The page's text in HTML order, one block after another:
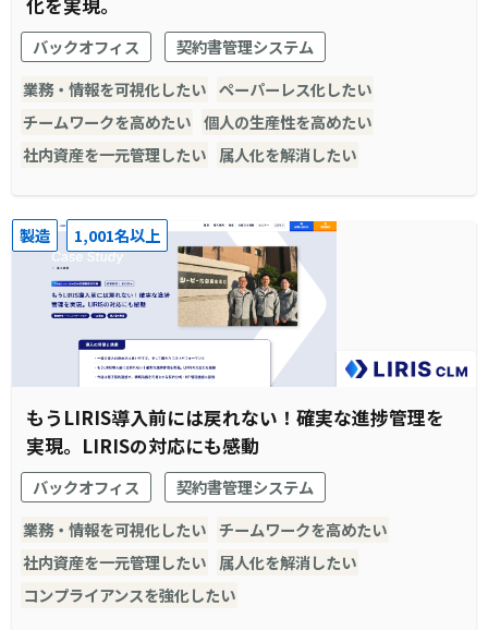
バックオフィス
契約書管理システム
業務・情報を可視化したい ペーパーレス化したい
チームワークを高めたい 個人の生産性を高めたい
社内資産を一元管理したい
属人化を解消したい
製造 1,001名以上
もうLIRIS導入前には戻れない！確実な進捗管理を
実現。LIRISの対応にも感動
バックオフィス
契約書管理システム
業務・情報を可視化したい チームワークを高めたい
社内資産を一元管理したい
属人化を解消したい
コンプライアンスを強化したい